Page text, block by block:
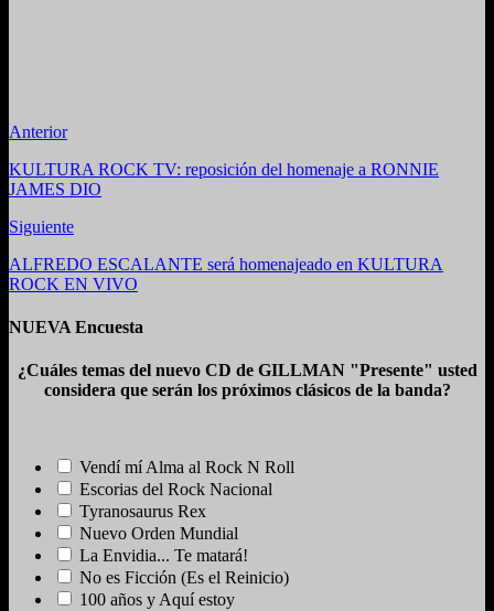
Anterior
KULTURA ROCK TV: reposición del homenaje a RONNIE
JAMES DIO
Siguiente
ALFREDO ESCALANTE será homenajeado en KULTURA
ROCK EN VIVO
NUEVA Encuesta
¿Cuáles temas del nuevo CD de GILLMAN "Presente" usted
considera que serán los próximos clásicos de la banda?
Vendí mí Alma al Rock N Roll
Escorias del Rock Nacional
Tyranosaurus Rex
Nuevo Orden Mundial
La Envidia... Te matará!
No es Ficción (Es el Reinicio)
100 años y Aquí estoy